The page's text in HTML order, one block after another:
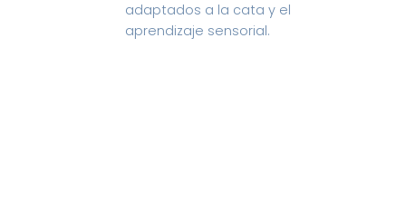
adaptados a la cata y el
aprendizaje sensorial.